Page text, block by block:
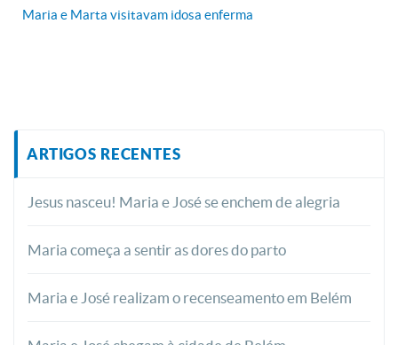
Maria e Marta visitavam idosa enferma
ARTIGOS RECENTES
Jesus nasceu! Maria e José se enchem de alegria
Maria começa a sentir as dores do parto
Maria e José realizam o recenseamento em Belém